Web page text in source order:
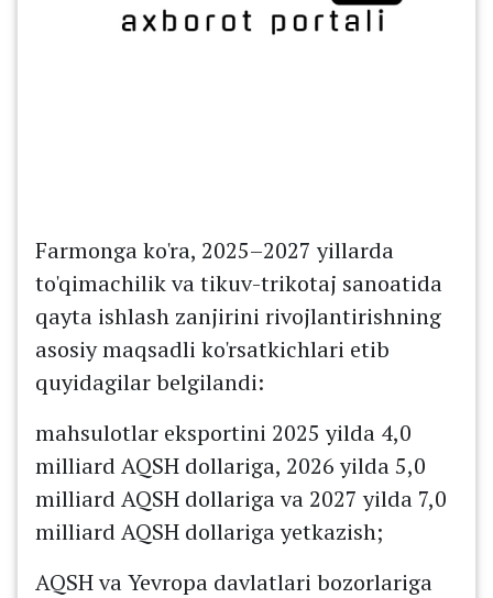
Farmonga ko'ra, 2025–2027 yillarda
to'qimachilik va tikuv-trikotaj sanoatida
qayta ishlash zanjirini rivojlantirishning
asosiy maqsadli ko'rsatkichlari etib
quyidagilar belgilandi:
mahsulotlar eksportini 2025 yilda 4,0
milliard AQSH dollariga, 2026 yilda 5,0
milliard AQSH dollariga va 2027 yilda 7,0
milliard AQSH dollariga yetkazish;
AQSH va Yevropa davlatlari bozorlariga